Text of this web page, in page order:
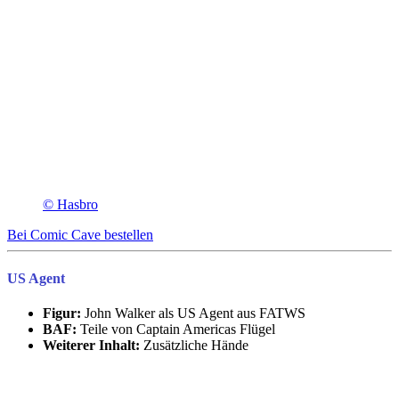
© Hasbro
Bei Comic Cave bestellen
US Agent
Figur: John Walker als US Agent aus FATWS
BAF: Teile von Captain Americas Flügel
Weiterer Inhalt: Zusätzliche Hände